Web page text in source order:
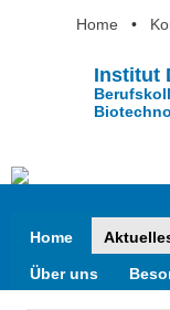
Home •
Institut
Home
Über uns